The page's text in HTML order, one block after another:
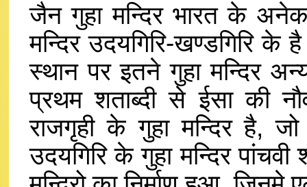
जैन गुहा मन्दिर भारत के
मन्दिर उदयगिरि-खण्डगिरि
स्थान पर इतने गुहा मन्दिर
प्रथम शताब्दी से ईसा की
राजगृही के गुहा मन्दिर है,
उदयगिरि के गुहा मन्दिर